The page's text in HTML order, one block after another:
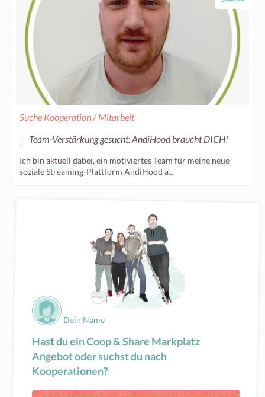
Suche Kooperation / Mitarbeit
Team-Verstärkung gesucht: AndiHood braucht DICH!
Ich bin aktuell dabei, ein motiviertes Team für meine neue
soziale Streaming-Plattform AndiHood a...
Dein Name
Hast du ein Coop & Share Markplatz
Angebot oder suchst du nach
Kooperationen?